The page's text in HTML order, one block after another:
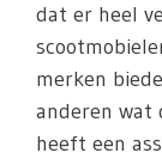
dat er heel
merken
anderen wat
heeft een